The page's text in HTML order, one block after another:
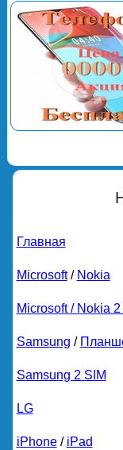
Главная
Microsoft/ Nokia
Microsoft / Nokia 2
Samsung /
Samsung 2 SIM
LG
iPhone/ iPad